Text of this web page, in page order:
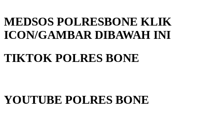
MEDSOS POLRESBONE KLIK
ICON/GAMBAR DIBAWAH INI
TIKTOK POLRES BONE
YOUTUBE POLRES BONE